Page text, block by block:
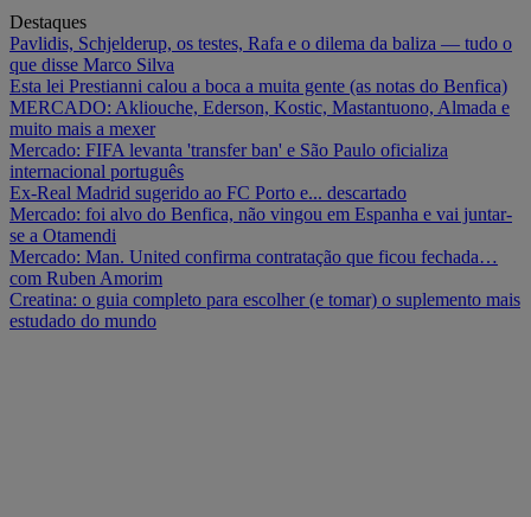
Destaques
Pavlidis, Schjelderup, os testes, Rafa e o dilema da baliza — tudo o
que disse Marco Silva
Esta lei Prestianni calou a boca a muita gente (as notas do Benfica)
MERCADO: Akliouche, Ederson, Kostic, Mastantuono, Almada e
muito mais a mexer
Mercado: FIFA levanta 'transfer ban' e São Paulo oficializa
internacional português
Ex-Real Madrid sugerido ao FC Porto e... descartado
Mercado: foi alvo do Benfica, não vingou em Espanha e vai juntar-
se a Otamendi
Mercado: Man. United confirma contratação que ficou fechada…
com Ruben Amorim
Creatina: o guia completo para escolher (e tomar) o suplemento mais
estudado do mundo